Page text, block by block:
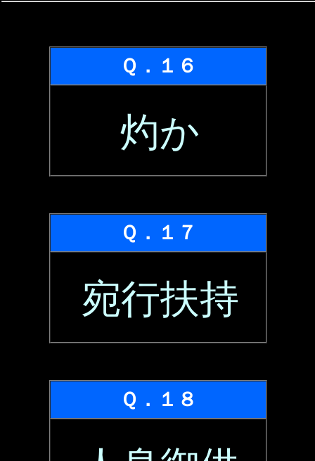
Ｑ．１６
灼か
Ｑ．１７
宛行扶持
Ｑ．１８